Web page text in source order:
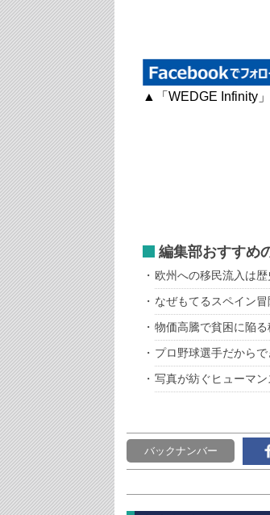
▲「WEDGE Infinity
編集部おすすめ
欧州への移民流入は
なぜもてるスペイン
物価高騰で貧困に陥
プロ野球選手だから
写真が紡ぐヒューマ
バックナンバー